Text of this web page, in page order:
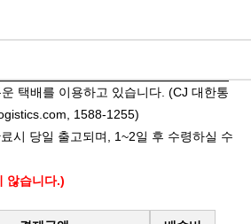
택배를 이용하고 있습니다. (CJ 대한통
, 1588-1255)
시 당일 출고되며, 1~2일 후 수령하실 수
않습니다.)